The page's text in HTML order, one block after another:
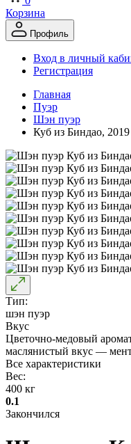
Корзина
Профиль
Вход в личный
Регистрация
Главная
Пуэр
Шэн пуэр
Куб из Биндао, 2019
Тип:
шэн пуэр
Вкус
Цветочно-медовый
маслянистый вкус —
Все характеристики
Вес:
400 кг
0.1
Закончился